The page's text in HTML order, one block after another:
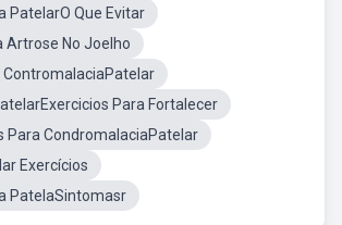
PatelarO Que Evitar
Artrose No Joelho
Para Fortalecer
Para CondromalaciaPatelar
Exercícios
PatelaSintomasr